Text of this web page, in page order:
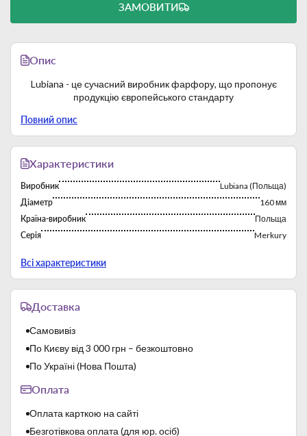
ЗАМОВИТИ
Опис
Lubiana - це сучасний виробник фарфору, що пропонує
продукцію європейського стандарту
бренду. Виробничі потужності характеризуються високою
Lubiana виробляє твердий білий фарфор. Застосовуються
багаторазові високотемпературні випали:
- перший, так званий "бісквітний випал" - 1000 ℃;
Цей виробничий процес забезпечує високу термічну
твердість глазурі.
Повний опис
Характеристики
Виробник
Lubiana (Польща)
Діаметр
160 мм
Країна-виробник
Польща
Серія
Merkury
Всі характеристики
Доставка
Самовивіз
По Києву від 3 000 грн – безкоштовно
По Україні (Нова Пошта)
Оплата
Оплата карткою на сайті
Безготівкова оплата (для юр. осіб)